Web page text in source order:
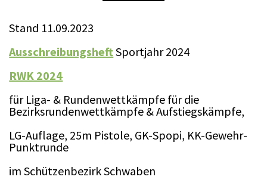
Stand 11.09.2023
AusschreibungsheftSportjahr 2024
RWK 2024
für Liga- & Rundenwettkämpfe für die
Bezirksrundenwettkämpfe & Aufstiegskämpfe,
LG-Auflage, 25m Pistole, GK-Spopi, KK-Gewehr-
Punktrunde
im Schützenbezirk Schwaben